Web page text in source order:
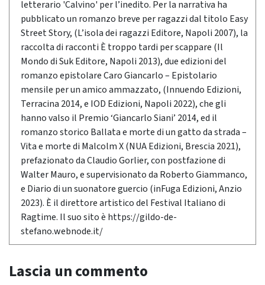
letterario 'Calvino' per l’inedito. Per la narrativa ha
pubblicato un romanzo breve per ragazzi dal titolo Easy
Street Story, (L’isola dei ragazzi Editore, Napoli 2007), la
raccolta di racconti È troppo tardi per scappare (Il
Mondo di Suk Editore, Napoli 2013), due edizioni del
romanzo epistolare Caro Giancarlo – Epistolario
mensile per un amico ammazzato, (Innuendo Edizioni,
Terracina 2014, e IOD Edizioni, Napoli 2022), che gli
hanno valso il Premio ‘Giancarlo Siani’ 2014, ed il
romanzo storico Ballata e morte di un gatto da strada –
Vita e morte di Malcolm X (NUA Edizioni, Brescia 2021),
prefazionato da Claudio Gorlier, con postfazione di
Walter Mauro, e supervisionato da Roberto Giammanco,
e Diario di un suonatore guercio (inFuga Edizioni, Anzio
2023). È il direttore artistico del Festival Italiano di
Ragtime. Il suo sito è https://gildo-de-
stefano.webnode.it/
Lascia un commento